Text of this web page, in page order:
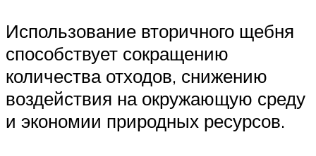
Использование вторичного щебня
способствует сокращению
количества отходов, снижению
воздействия на окружающую среду
и экономии природных ресурсов.